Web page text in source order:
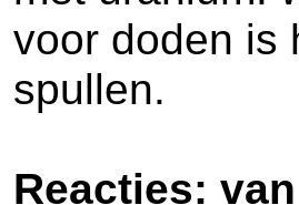
voor doden is
spullen.
Reacties: